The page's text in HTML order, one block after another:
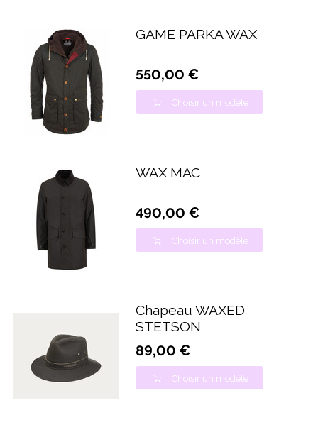
GAME PARKA WAX
550,00 €
Choisir un modèle
WAX MAC
490,00 €
Choisir un modèle
Chapeau WAXED
STETSON
89,00 €
Choisir un modèle